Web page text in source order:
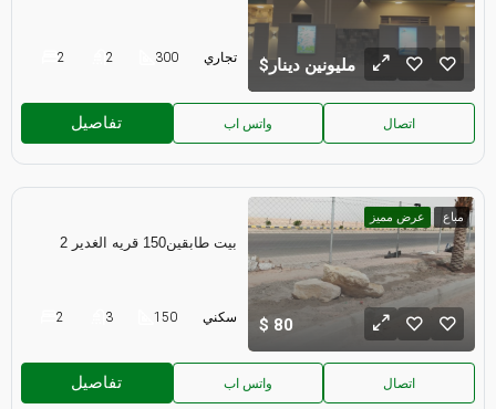
مليونين دينار 2 2 300 تجاري
تفاصيل واتس اب اتصال
مباع عرض مميز
80
بيت طابقين150 قريه الغدير 2
2 3 150 سكني
تفاصيل واتس اب اتصال